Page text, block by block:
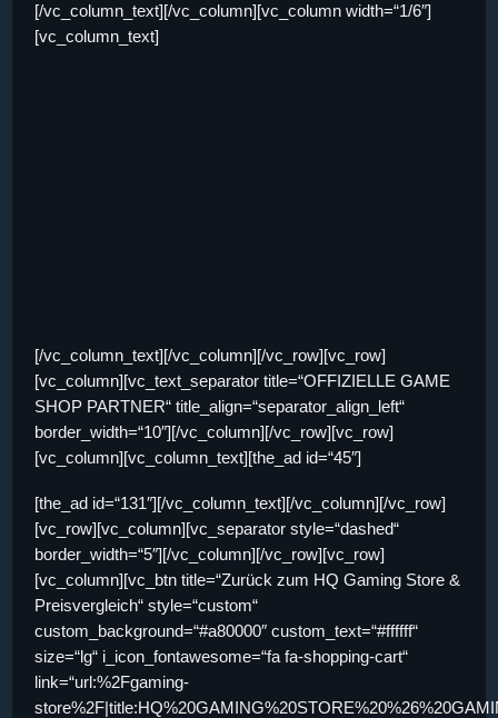
[/vc_column_text][/vc_column][vc_column width=“1/6″]
[vc_column_text]
[/vc_column_text][/vc_column][/vc_row][vc_row]
[vc_column][vc_text_separator title=“OFFIZIELLE GAME
SHOP PARTNER“ title_align=“separator_align_left“
border_width=“10″][/vc_column][/vc_row][vc_row]
[vc_column][vc_column_text][the_ad id=“45″]
[the_ad id=“131″][/vc_column_text][/vc_column][/vc_row]
[vc_row][vc_column][vc_separator style=“dashed“
border_width=“5″][/vc_column][/vc_row][vc_row]
[vc_column][vc_btn title=“Zurück zum HQ Gaming Store &
Preisvergleich“ style=“custom“
custom_background=“#a80000″ custom_text=“#ffffff“
size=“lg“ i_icon_fontawesome=“fa fa-shopping-cart“
link=“url:%2Fgaming-